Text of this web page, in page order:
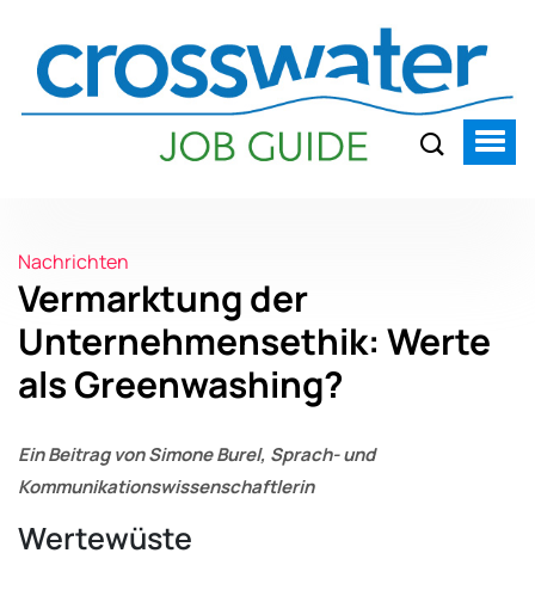
Nachrichten
Vermarktung der
Unternehmensethik: Werte
als Greenwashing?
Ein Beitrag von Simone Burel, Sprach- und
Kommunikationswissenschaftlerin
Wertewüste